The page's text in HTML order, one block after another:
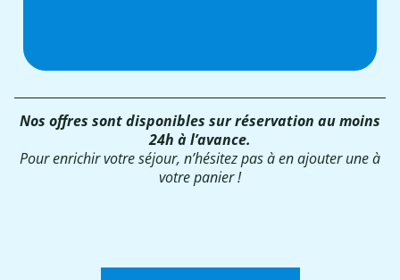
Nos offres sont disponibles sur réservation au moins
24h à l’avance.
Pour enrichir votre séjour, n’hésitez pas à en ajouter une à
votre panier !